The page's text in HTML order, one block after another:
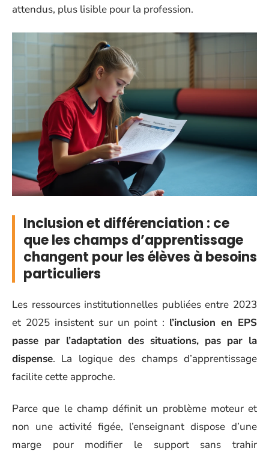
attendus, plus lisible pour la profession.
Inclusion et différenciation : ce
que les champs d’apprentissage
changent pour les élèves à besoins
particuliers
Les ressources institutionnelles publiées entre 2023
et 2025 insistent sur un point : l’inclusion en EPS
passe par l’adaptation des situations, pas par la
dispense. La logique des champs d’apprentissage
facilite cette approche.
Parce que le champ définit un problème moteur et
non une activité figée, l’enseignant dispose d’une
marge pour modifier le support sans trahir